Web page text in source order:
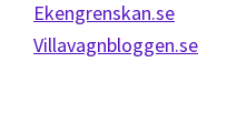
Ekengrenskan.se
Villavagnbloggen.se